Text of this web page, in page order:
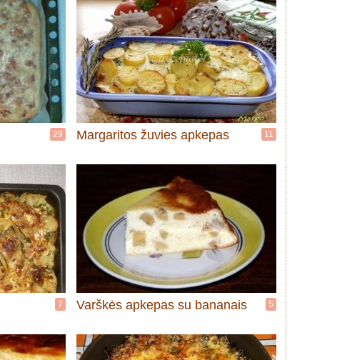
29 Margaritos žuvies apkepas 11
7 Varškės apkepas su bananais 5